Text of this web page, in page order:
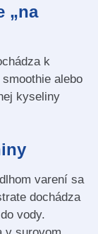
„na
k
alebo
kyseliny
varení sa
dochádza
vody.